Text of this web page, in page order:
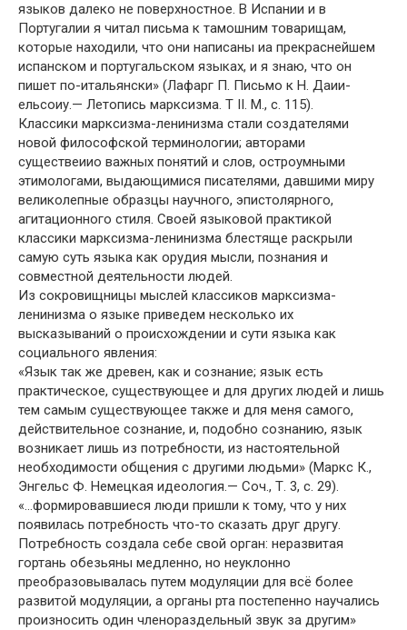
языков далеко не поверхностное. В Испании и в
Португалии я читал письма к тамошним товарищам,
которые находили, что они написаны иа прекраснейшем
испанском и португальском языках, и я знаю, что он
пишет по-итальянски» (Лафарг П. Письмо к Н. Даии-
ельсоиу.— Летопись марксизма. Т II. М., с. 115).
Классики марксизма-ленинизма стали создателями
новой философской терминологии; авторами
существеиио важных понятий и слов, остроумными
этимологами, выдающимися писателями, давшими миру
великолепные образцы научного, эпистолярного,
агитационного стиля. Своей языковой практикой
классики марксизма-ленинизма блестяще раскрыли
самую суть языка как орудия мысли, познания и
совместной деятельности людей.
Из сокровищницы мыслей классиков марксизма-
ленинизма о языке приведем несколько их
высказываний о происхождении и сути языка как
социального явления:
«Язык так же древен, как и сознание; язык есть
практическое, существующее и для других людей и лишь
тем самым существующее также и для меня самого,
действительное сознание, и, подобно сознанию, язык
возникает лишь из потребности, из настоятельной
необходимости общения с другими людьми» (Маркс К.,
Энгельс Ф. Немецкая идеология.— Соч., Т. 3, с. 29).
«…формировавшиеся люди пришли к тому, что у них
появилась потребность что-то сказать друг другу.
Потребность создала себе свой орган: неразвитая
гортань обезьяны медленно, но неуклонно
преобразовывалась путем модуляции для всё более
развитой модуляции, а органы рта постепенно научались
произносить один членораздельный звук за другим»